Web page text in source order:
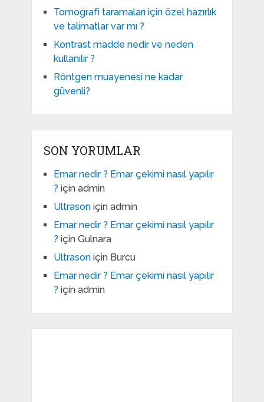
Tomografi taramaları için özel hazırlık
ve talimatlar var mı ?
Kontrast madde nedir ve neden
kullanılır ?
Röntgen muayenesi ne kadar
güvenli?
SON YORUMLAR
Emar nedir ? Emar çekimi nasıl yapılır
? için admin
Ultrasoniçin admin
Emar nedir ? Emar çekimi nasıl yapılır
? için Gulnara
Ultrasoniçin Burcu
Emar nedir ? Emar çekimi nasıl yapılır
? için admin